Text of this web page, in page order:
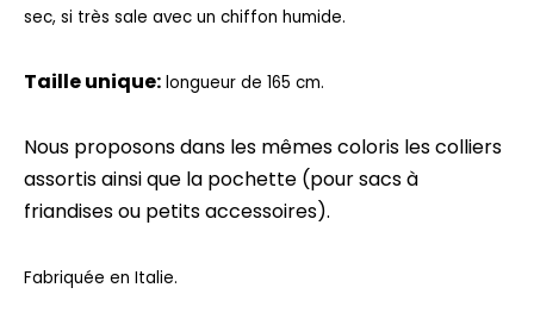
sec, si très sale avec un chiffon humide.
Taille unique: longueur de 165 cm.
Nous proposons dans les mêmes coloris les colliers
assortis ainsi que la pochette (pour sacs à
friandises ou petits accessoires).
Fabriquée en Italie.